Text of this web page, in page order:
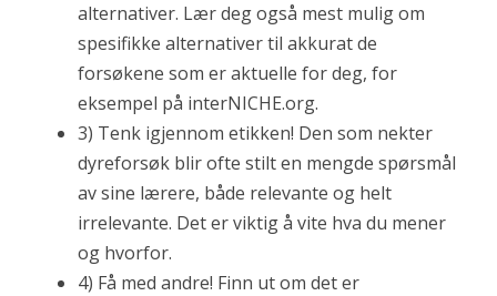
alternativer. Lær deg også mest mulig om
spesifikke alternativer til akkurat de
forsøkene som er aktuelle for deg, for
eksempel på interNICHE.org.
3) Tenk igjennom etikken! Den som nekter
dyreforsøk blir ofte stilt en mengde spørsmål
av sine lærere, både relevante og helt
irrelevante. Det er viktig å vite hva du mener
og hvorfor.
4) Få med andre! Finn ut om det er